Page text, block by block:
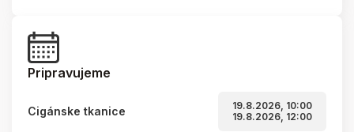
Pripravujeme
Cigánske tkanice
19.8.2026, 10:00
19.8.2026, 12:00